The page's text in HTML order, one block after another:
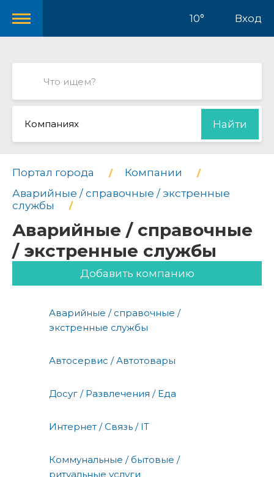
10° Вход
Компаниях Найти
Портал города
Компании
Аварийные / справочные / экстренные
службы
Аварийные / справочные
/ экстренные службы
Добавить компанию
Аварийные / справочные /
экстренные службы
Автосервис / Автотовары
Досуг / Развлечения / Еда
Интернет / Связь / IT
Коммунальные / бытовые /
ритуальные услуги